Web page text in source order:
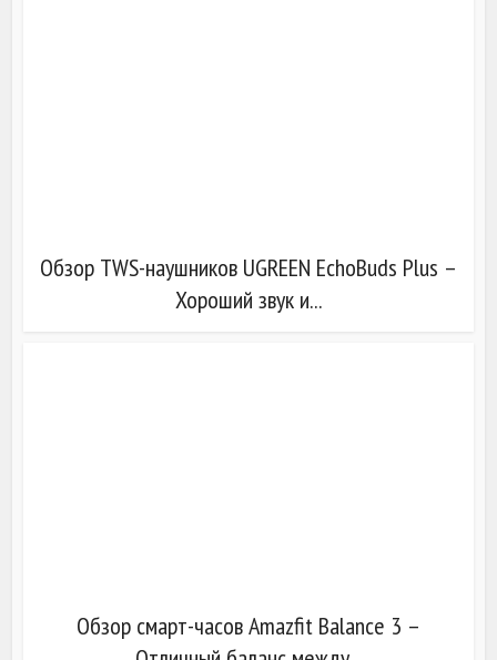
Обзор TWS-наушников UGREEN EchoBuds Plus –
Хороший звук и...
Обзор смарт-часов Amazfit Balance 3 –